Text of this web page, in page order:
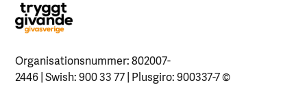
Organisationsnummer: 802007-
2446 | Swish: 900 33 77 | Plusgiro: 900337-7©